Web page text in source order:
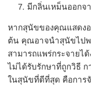
มีกลิ่นเหม็นออกจ
หากสุนัขของคุณแสดง
ต้น คุณอาจนำสุนัขไปพ
สามารถแพร่กระจายไ
ไม่ได้รับรักษาที่ถูกวิธี ก
ในสุนัขที่ดีที่สุด คือการ